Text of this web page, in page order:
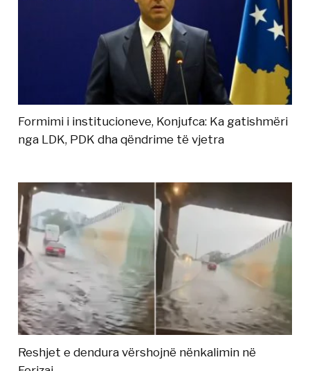
Formimi i institucioneve, Konjufca: Ka gatishmëri
nga LDK, PDK dha qëndrime të vjetra
Reshjet e dendura vërshojnë nënkalimin në